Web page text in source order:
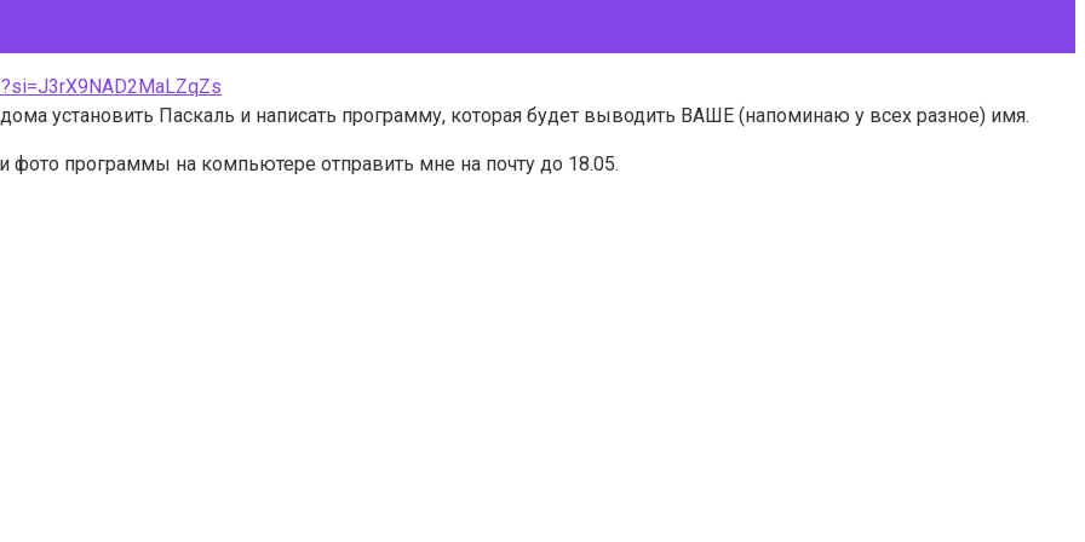
установить Паскаль и написать программу, которая будет выводить ВАШЕ (напоминаю у всех разное) имя.
программы на компьютере отправить мне на почту до 18.05.